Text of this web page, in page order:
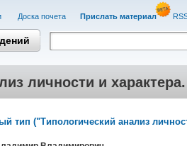
Доска почета Прислать материал
личности и
тип ("Типологический анализ